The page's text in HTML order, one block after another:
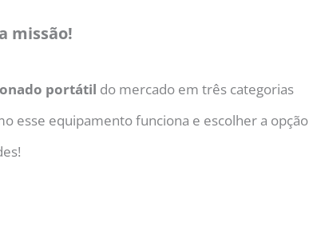
missão!
portátil do mercado em três categorias
esse equipamento funciona e escolher a opção